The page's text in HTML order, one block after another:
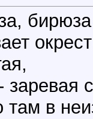
бирюза
заревая
там в